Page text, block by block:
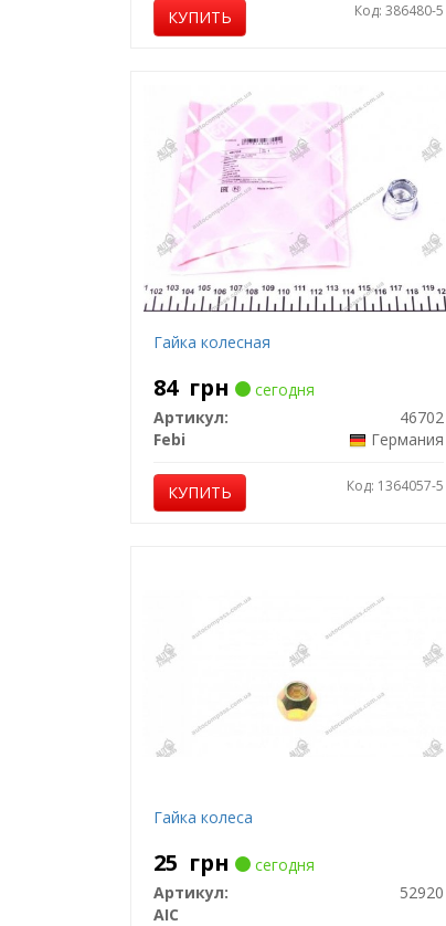
КУПИТЬ Код: 386480-5
Гайка колесная
84 грн
сегодня
Артикул:
46702
Febi
Германия
КУПИТЬ Код: 1364057-5
Гайка колеса
25 грн
сегодня
Артикул:
52920
AIC